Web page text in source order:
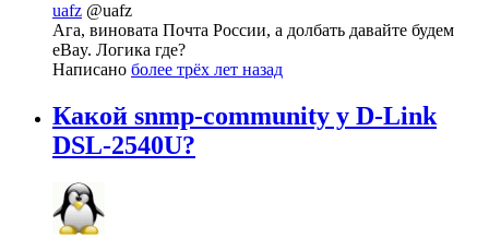
uafz @uafz
Ага, виновата Почта России, а долбать давайте будем
eBay. Логика где?
Написано более трёх лет назад
Какой snmp-community у D-Link
DSL-2540U?